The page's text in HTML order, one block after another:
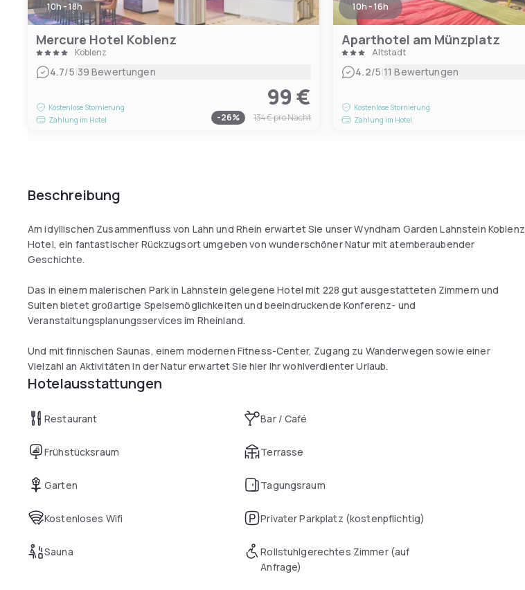
10h - 18h
Mercure Hotel Koblenz
Koblenz
4.7/5|39 Bewertungen
Kostenlose Stornierung
Zahlung im Hotel
99 €
-26% 134 €pro Nacht
10h - 16h
Aparthotel am Münzplatz
Altstadt
4.2/5|11 Bewertungen
Kostenlose Stornierung
Zahlung im Hotel
Beschreibung
Am idyllischen Zusammenfluss von Lahn und Rhein erwartet Sie unser Wyndham Garden Lahnstein Koblenz
Hotel, ein fantastischer Rückzugsort umgeben von wunderschöner Natur mit atemberaubender
Geschichte.
Das in einem malerischen Park in Lahnstein gelegene Hotel mit 228 gut ausgestatteten Zimmern und
Suiten bietet großartige Speisemöglichkeiten und beeindruckende Konferenz- und
Veranstaltungsplanungsservices im Rheinland.
Und mit finnischen Saunas, einem modernen Fitness-Center, Zugang zu Wanderwegen sowie einer
Vielzahl an Aktivitäten in der Natur erwartet Sie hier Ihr wohlverdienter Urlaub.
Hotelausstattungen
Restaurant Bar / Café
Frühstücksraum Terrasse
Garten Tagungsraum
Kostenloses Wifi Privater Parkplatz (kostenpflichtig)
Sauna
Rollstuhlgerechtes Zimmer (auf
Anfrage)